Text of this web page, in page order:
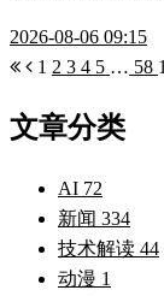
2026-08-06 09:15
1 2 3 4 5 … 58
文章分类
AI 72
新闻 334
技术解读 44
动漫 1